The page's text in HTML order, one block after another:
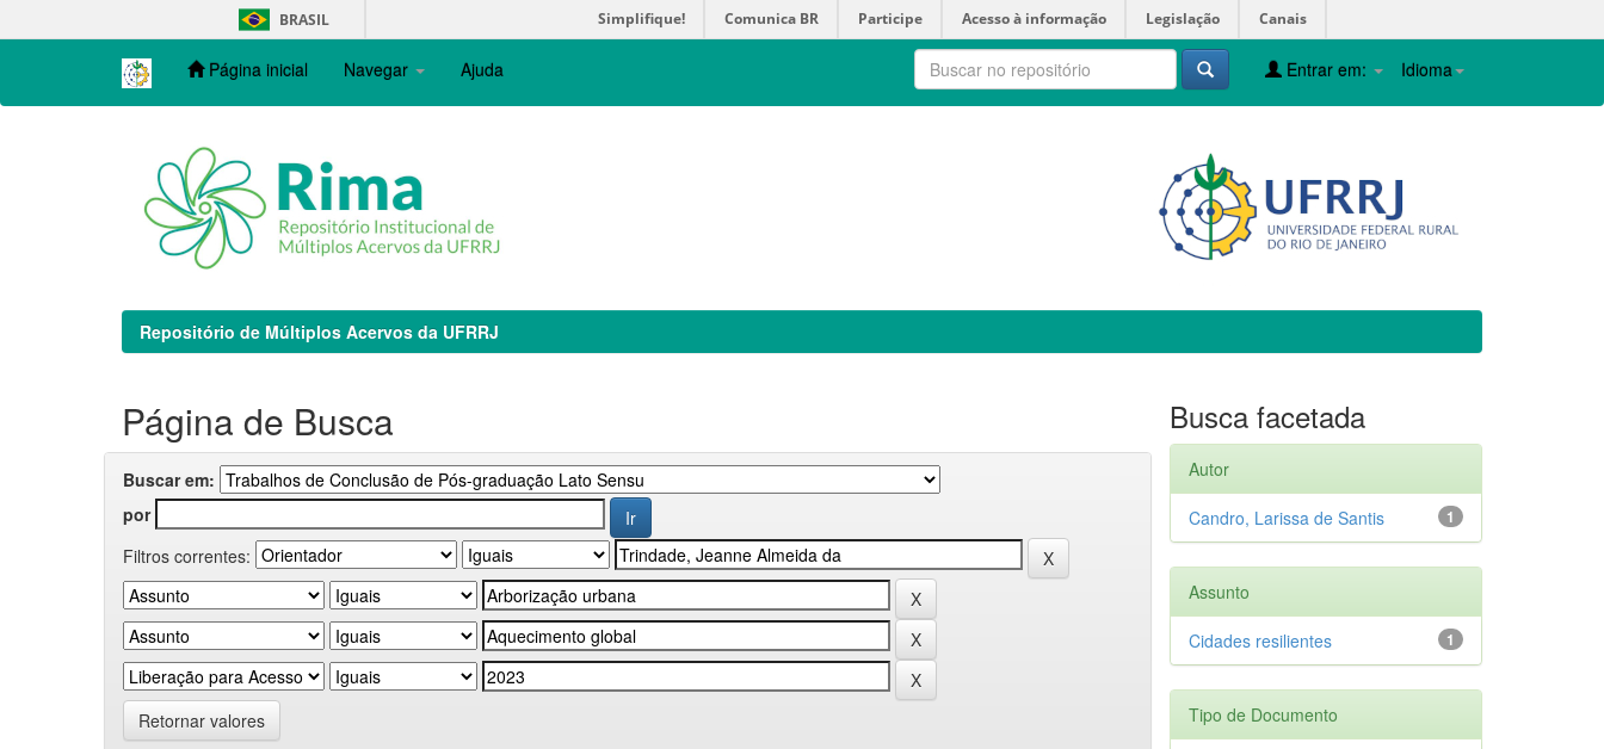
navigation
BRASIL Simplifique! Comunica BR Participe Acesso à informação Legislação Canais
Página inicial Navegar Ajuda Idioma
Entrar em:
Repositório de Múltiplos Acervos da UFRRJ
Página de Busca
Buscar em:
por
Filtros correntes:
Retornar valores
Busca facetada
Autor
1
Candro, Larissa de Santis
Assunto
1
Cidades resilientes
Tipo de Documento